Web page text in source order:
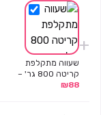
+
שעווה מתקלפת
קריטה 800 גר' –
דפילב
₪88